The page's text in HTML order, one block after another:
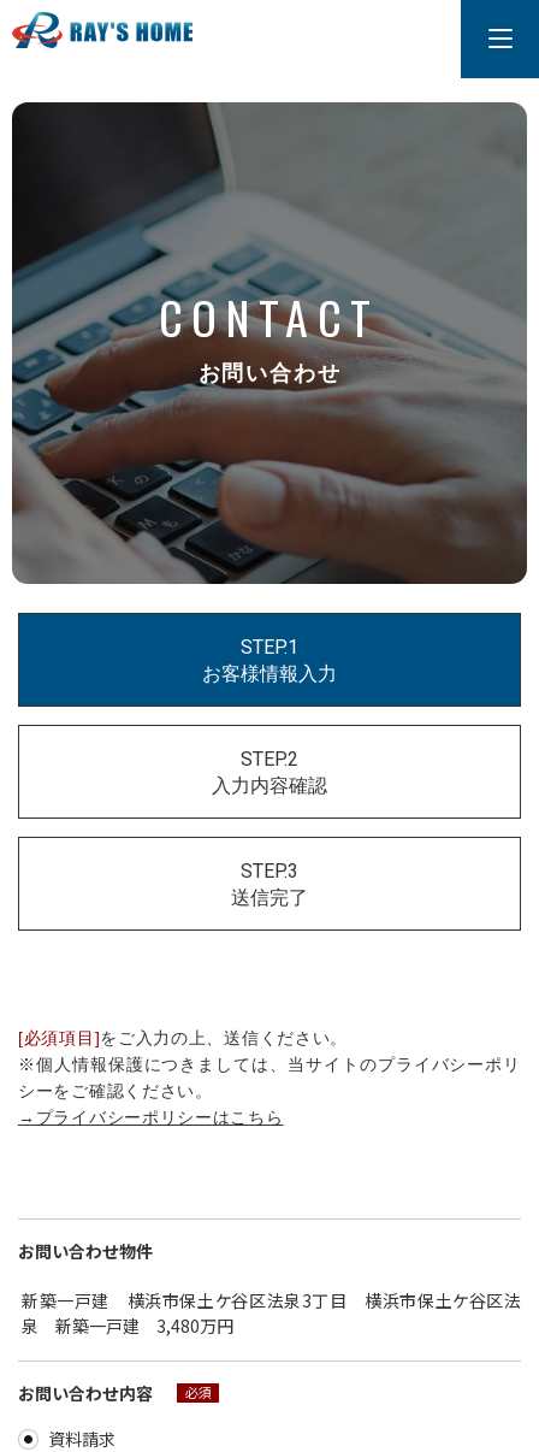
CONTACT
お問い合わせ
STEP.1
お客様情報入力
STEP.2
入力内容確認
STEP.3
送信完了
[必須項目]をご入力の上、送信ください。
※個人情報保護につきましては、当サイトのプライバシーポリ
シーをご確認ください。
→プライバシーポリシーはこちら
お問い合わせ物件
新築一戸建 横浜市保土ケ谷区法泉3丁目 横浜市保土ケ谷区法
泉 新築一戸建 3,480万円
お問い合わせ内容 必須
資料請求